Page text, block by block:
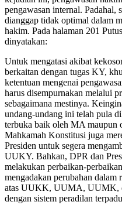
pengawasan internal. Padahal,
dianggap tidak optimal dalam
hakim. Pada halaman 201
dinyatakan:
Untuk mengatasi akibat
berkaitan dengan tugas KY,
ketentuan mengenai
harus disempurnakan melalui
sebagaimana mestinya.
undang-undang ini telah pula
terbuka baik oleh MA maupun
Mahkamah Konstitusi juga
Presiden untuk segera
UUKY. Bahkan, DPR dan
melakukan perbaikan-
mengadakan perubahan dalam
atas UUKK, UUMA, UUMK,
dengan sistem peradilan